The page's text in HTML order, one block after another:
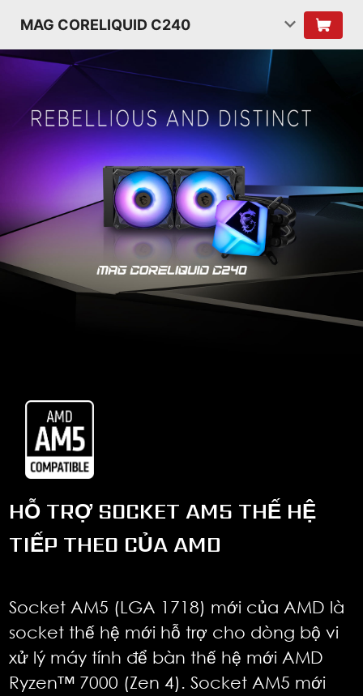
MAG CORELIQUID C240
HỖ TRỢ SOCKET AM5 THẾ HỆ
TIẾP THEO CỦA AMD
Socket AM5 (LGA 1718) mới của AMD là
socket thế hệ mới hỗ trợ cho dòng bộ vi
xử lý máy tính để bàn thế hệ mới AMD
Ryzen™ 7000 (Zen 4). Socket AM5 mới